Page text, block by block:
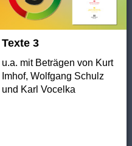
Texte 3
u.a. mit Beträgen von Kurt
Imhof, Wolfgang Schulz
und Karl Vocelka